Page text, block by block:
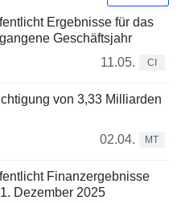
Ergebnisse für das
Geschäftsjahr
11.05.
CI
von 3,33 Milliarden
02.04.
MT
Finanzergebnisse
Dezember 2025